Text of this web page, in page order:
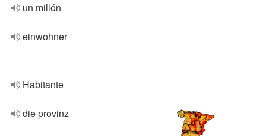
un millón
einwohner
Habitante
die provinz